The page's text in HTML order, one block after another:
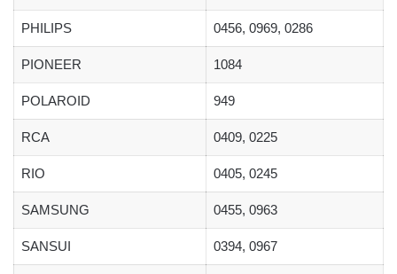
PHILIPS 0456, 0969, 0286
PIONEER 1084
POLAROID 949
RCA 0409, 0225
RIO 0405, 0245
SAMSUNG 0455, 0963
SANSUI 0394, 0967